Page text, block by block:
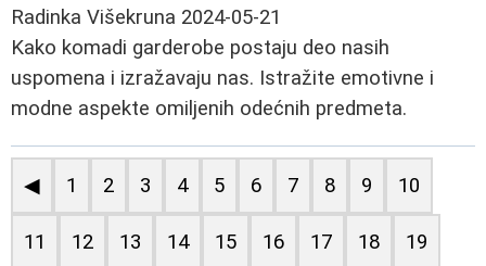
Radinka Višekruna 2024-05-21
Kako komadi garderobe postaju deo nasih
uspomena i izražavaju nas. Istražite emotivne i
modne aspekte omiljenih odećnih predmeta.
◀ 1 2 3 4 5 6 7 8 9 10
11 12 13 14 15 16 17 18 19